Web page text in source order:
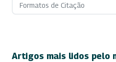
Formatos de Citação
Artigos mais lidos pelo